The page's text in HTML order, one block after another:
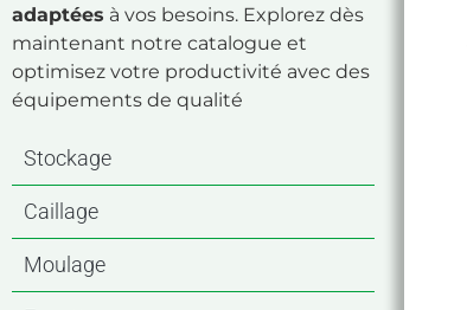
adaptées à vos besoins. Explorez dès
maintenant notre catalogue et
optimisez votre productivité avec des
équipements de qualité
Stockage
Caillage
Moulage